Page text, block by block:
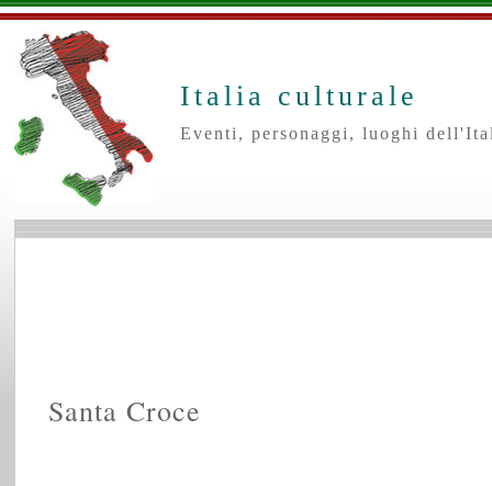
Italia culturale
Eventi, personaggi, luoghi
Santa Croce